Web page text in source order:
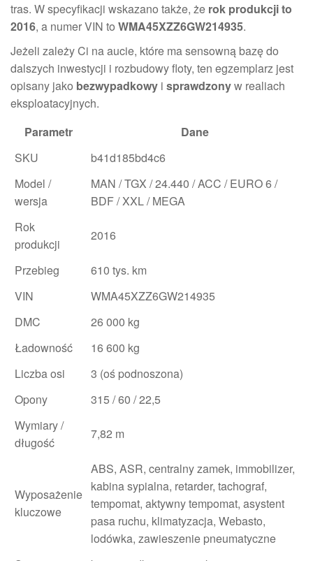
tras. W specyfikacji wskazano także, że rok produkcji to
2016, a numer VIN to WMA45XZZ6GW214935.
Jeżeli zależy Ci na aucie, które ma sensowną bazę do
dalszych inwestycji i rozbudowy floty, ten egzemplarz jest
opisany jako bezwypadkowy i sprawdzonyw realiach
eksploatacyjnych.
Parametr
Dane
SKU
b41d185bd4c6
Model /
wersja
MAN / TGX / 24.440 / ACC / EURO 6 /
BDF / XXL / MEGA
Rok
produkcji
2016
Przebieg
610 tys. km
VIN
WMA45XZZ6GW214935
DMC
26 000 kg
Ładowność
16 600 kg
Liczba osi
3 (oś podnoszona)
Opony
315 / 60 / 22,5
Wymiary /
długość
7,82 m
Wyposażenie
kluczowe
ABS, ASR, centralny zamek, immobilizer,
kabina sypialna, retarder, tachograf,
tempomat, aktywny tempomat, asystent
pasa ruchu, klimatyzacja, Webasto,
lodówka, zawieszenie pneumatyczne